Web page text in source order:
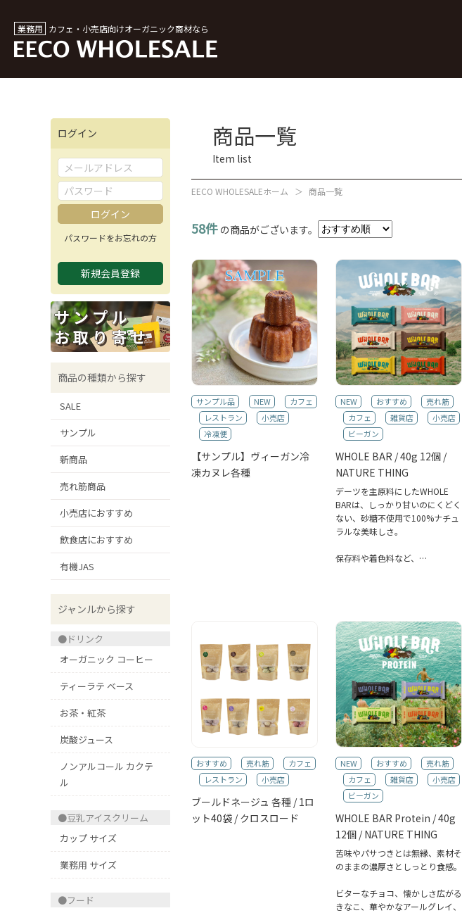
業務用 カフェ・小売店向けオーガニック商材なら
商品一覧
Item list
EECO WHOLESALEホーム 商品一覧
58件 の商品がございます。
サンプル品 NEW
カフェ
レストラン
小売店
冷凍便
【サンプル】ヴィーガン冷
凍カヌレ各種
NEW おすすめ
売れ筋
カフェ
雑貨店
小売店
ビーガン
WHOLE BAR / 40g 12個 /
NATURE THING
デーツを主原料にしたWHOLE
BARは、しっかり甘いのにくどく
ない、砂糖不使用で100%ナチュ
ラルな美味しさ。
保存料や着色料など、…
おすすめ 売れ筋
カフェ
レストラン
小売店
ブールドネージュ 各種 / 1ロ
ット40袋 / クロスロード
NEW おすすめ
売れ筋
カフェ
雑貨店
小売店
ビーガン
WHOLE BAR Protein / 40g
12個 / NATURE THING
苦味やパサつきとは無縁、素材そ
のままの濃厚さとしっとり食感。
ビターなチョコ、懐かしさ広がる
きなこ、華やかなアールグレイ、
ログイン
パスワードをお忘れの方
新規会員登録
商品の種類から探す
SALE
サンプル
新商品
売れ筋商品
小売店におすすめ
飲食店におすすめ
有機JAS
ジャンルから探す
●ドリンク
オーガニック コーヒー
ティーラテ ベース
お茶・紅茶
炭酸ジュース
ノンアルコール カクテ
ル
●豆乳アイスクリーム
カップ サイズ
業務用 サイズ
●フード